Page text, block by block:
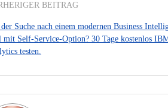
BEITRAG
Suche nach einem modernen Business
mit Self-Service-Option? 30 Tage kostenlos
testen.